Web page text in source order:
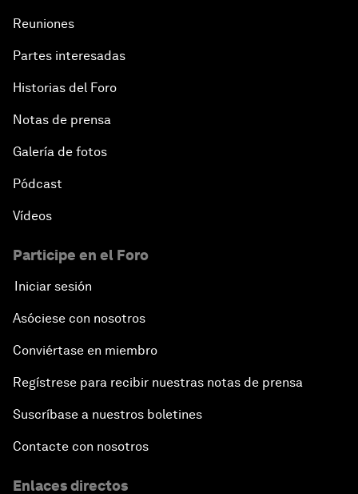
Reuniones
Partes interesadas
Historias del Foro
Notas de prensa
Galería de fotos
Pódcast
Vídeos
Participe en el Foro
Iniciar sesión
Asóciese con nosotros
Conviértase en miembro
Regístrese para recibir nuestras notas de prensa
Suscríbase a nuestros boletines
Contacte con nosotros
Enlaces directos